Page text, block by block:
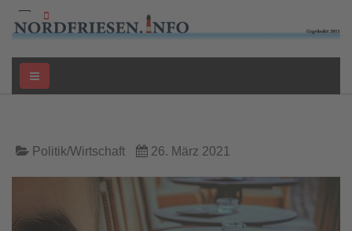
Politik/Wirtschaft 26. März 2021